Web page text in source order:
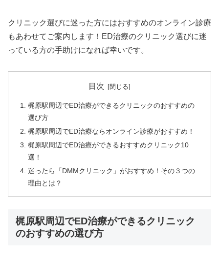
クリニック選びに迷った方にはおすすめのオンライン診療
もあわせてご案内します！ED治療のクリニック選びに迷
っている方の手助けになれば幸いです。
目次
梶原駅周辺でED治療ができるクリニックのおすすめの
選び方
梶原駅周辺でED治療ならオンライン診療がおすすめ！
梶原駅周辺でED治療ができるおすすめクリニック10
選！
迷ったら「DMMクリニック」がおすすめ！その３つの
理由とは？
梶原駅周辺でED治療ができるクリニック
のおすすめの選び方